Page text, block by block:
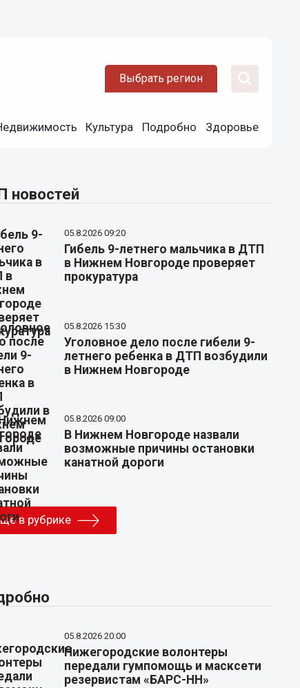
Выбрать регион
Культура Подробно Здоровье
новостей
05.8.2026 09:20
Гибель 9-летнего мальчика в ДТП
в Нижнем Новгороде проверяет
прокуратура
05.8.2026 15:30
Уголовное дело после гибели 9-
летнего ребенка в ДТП возбудили
в Нижнем Новгороде
05.8.2026 09:00
В Нижнем Новгороде назвали
возможные причины остановки
канатной дороги
в рубрике
05.8.2026 20:00
Нижегородские волонтеры
передали гумпомощь и масксети
резервистам «БАРС-НН»